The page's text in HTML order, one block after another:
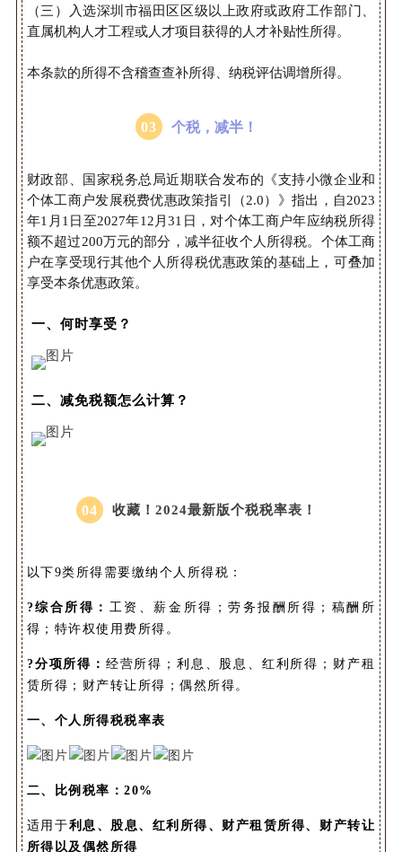
（三）入选深圳市福田区区级以上政府或政府工作部门、
直属机构人才工程或人才项目获得的人才补贴性所得。
本条款的所得不含稽查查补所得、纳税评估调增所得。
03 个税，减半！
财政部、国家税务总局近期联合发布的《支持小微企业和
个体工商户发展税费优惠政策指引（2.0）》指出， 自2023
年1月1日至2027年12月31日，对个体工商户年应纳税所得
额不超过200万元的部分，减半征收个人所得税。个体工商
户在享受现行其他个人所得税优惠政策的基础上，可叠加
享受本条优惠政策。
一、何时享受？
二、减免税额怎么计算？
04 收藏！ 2024最新版个税税率表！
以下9类所得需要缴纳个人所得税：
?综合所得： 工资、薪金所得；劳务报酬所得；稿酬所
得；特许权使用费所得。
?分项所得： 经营所得； 利息、股息、红利所得；财产租
赁所得；财产转让所得；偶然所得。
一、个人所得税税率表
二、比例税率：20%
适用于利息、股息、红利所得、财产租赁所得、财产转让
所得以及偶然所得